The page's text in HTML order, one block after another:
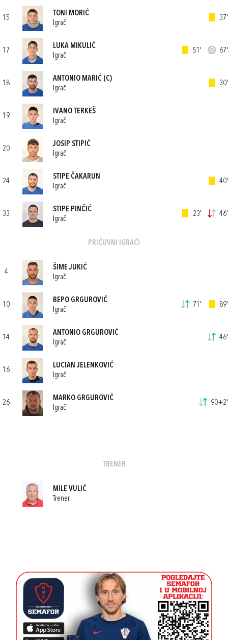
15
TONI MORIĆ
Igrač
37'
17
LUKA MIKULIĆ
Igrač
51' 67'
18
ANTONIO MARIĆ (C)
Igrač
30'
19
IVANO TERKEŠ
Igrač
20
JOSIP STIPIĆ
Igrač
24
STIPE ČAKARUN
Igrač
40'
33
STIPE PINČIĆ
Igrač
23' 46'
PRIČUVNI IGRAČI
4
ŠIME JUKIĆ
Igrač
10
BEPO GRGUROVIĆ
Igrač
71' 89'
14
ANTONIO GRGUROVIĆ
Igrač
46'
16
LUCIAN JELENKOVIĆ
Igrač
26
MARKO GRGUROVIĆ
Igrač
90+2'
TRENER
MILE VULIĆ
Trener